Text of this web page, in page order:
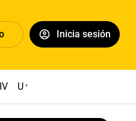
Inicia sesión
U vs Cristal